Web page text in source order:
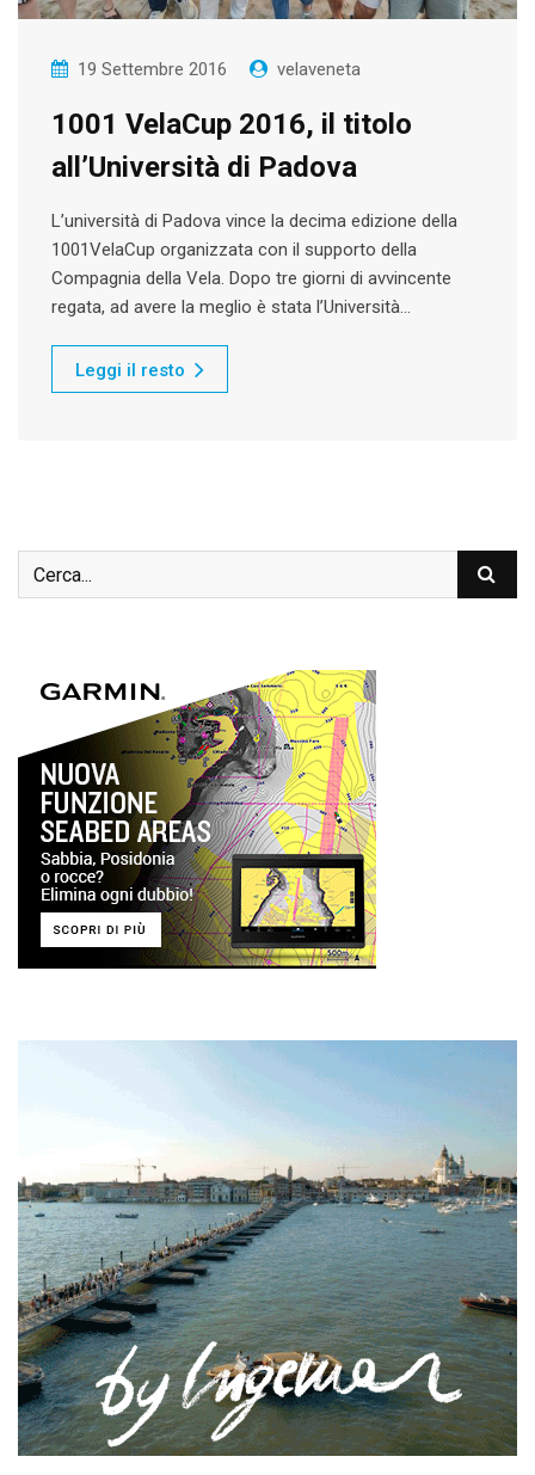
19 Settembre 2016 velaveneta
1001 VelaCup 2016, il titolo
all’Università di Padova
L’università di Padova vince la decima edizione della
1001VelaCup organizzata con il supporto della
Compagnia della Vela. Dopo tre giorni di avvincente
regata, ad avere la meglio è stata l’Università…
Leggi il resto